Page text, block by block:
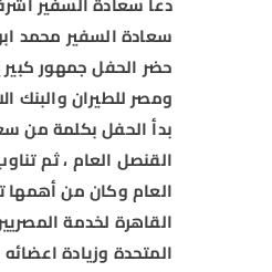
سعادة السفير محمد
حضر الحفل جمهور كبير
ومصر للطيران والبنك
بدأ الحفل بكلمة من
القنصل العام ، ثم
العام وكان من أهمها
القاهرة لخدمة
المتحدة وزيادة